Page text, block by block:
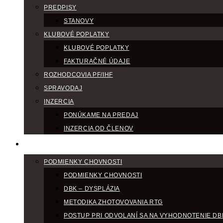
PREDPISY
STANOVY
KLUBOVÉ POPLATKY
KLUBOVÉ POPLATKY
FAKTURAČNÉ ÚDAJE
ROZHODCOVIA PF/IHF
SPRAVODAJ
INZERCIA
PONÚKAME NA PREDAJ
INZERCIA OD ČLENOV
PODMIENKY CHOVNOSTI
PODMIENKY CHOVNOSTI
DBK – DYSPLÁZIA
METODIKA ZHOTOVOVANIA RTG
POSTUP PRI ODVOLANÍ SA NA VYHODNOTENIE